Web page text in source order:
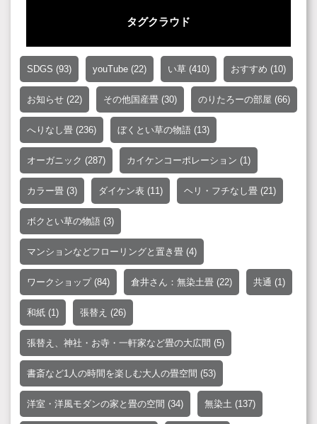
タグクラウド
SDGS (93) youTube (22) い草 (410) おすすめ (10)
お知らせ (22) その他国産畳 (30) のりたろーの部屋 (66)
へりなし畳 (236) ぼくとい草の物語 (13)
オーガニック (287) カイケンコーポレーション (1)
カラー畳 (3) ダイケン表 (11) ヘリ・フチなし畳 (21)
ボクとい草の物語 (3)
マンションなどフローリングと置き畳 (4)
ワークショップ(84) 倉井さん：無染土畳 (22) 共通 (1)
和紙 (1) 張替え (26)
張替え、神社・お寺・一軒家など畳の大広間 (5)
書斎など1人の時間を楽しむ大人の畳空間 (53)
洋室・洋風モダンの家と畳の空間 (34) 無染土 (137)